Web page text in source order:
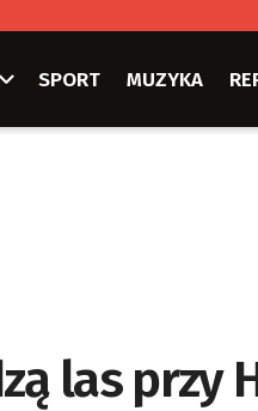
SPORT MUZYKA
las przy